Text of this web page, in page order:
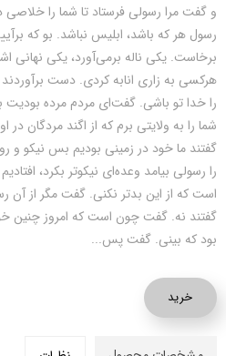
و گفت مرا رسولی فرستاد تا شما را
رسول هر که باشد، ابلیس نباشد. بو که
برخاست. یکی ناله برمی‌آورد، یکی نهانی
هرکسی به زاری انابه کردی. دست
را خدا تو باشی. گفت‌ای مردم مرده بودیت
شما را به ولایتی برم که از اگند مردگان
گفتند ما خود در زمینی بودیم بس نیکو
را رسولی بیامد وعده‌ای نیکو‌تر بکرد،
است که از این بدتر نکنی. گفت مگر از آن
گفتند نه. گفت چون است که امروز چنین
بود که بینی. گفت پس...
خرید